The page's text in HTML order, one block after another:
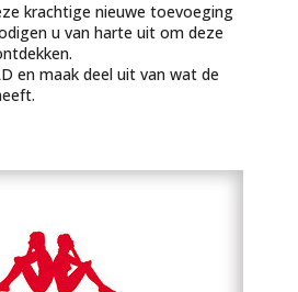
krachtige nieuwe toevoeging
u van harte uit om deze
en maak deel uit van wat de